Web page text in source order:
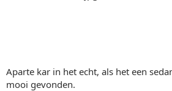
Aparte kar in het echt, als het een
mooi gevonden.